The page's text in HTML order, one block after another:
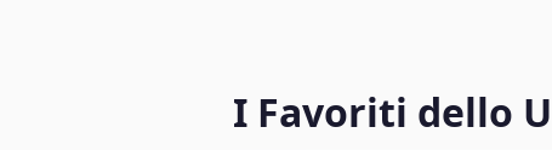
I Favoriti dello